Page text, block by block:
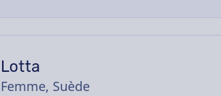
Lotta
Femme, Suède